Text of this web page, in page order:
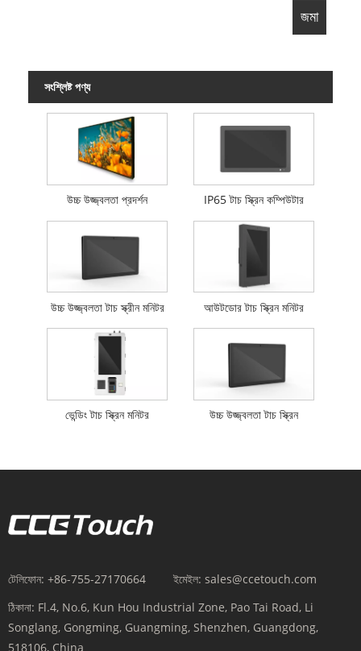
সংশ্লিষ্ট পণ্য
উচ্চ উজ্জ্বলতা প্রদর্শন IP65 টাচ স্ক্রিন কম্পিউটার
উচ্চ উজ্জ্বলতা টাচ স্ক্রীন মনিটর আউটডোর টাচ স্ক্রিন মনিটর
ভেন্ডিং টাচ স্ক্রিন মনিটর উচ্চ উজ্জ্বলতা টাচ স্ক্রিন
টেলিফোন: +86-755-27170664 ইমেইল: sales@ccetouch.com
ঠিকানা: Fl.4, No.6, Kun Hou Industrial Zone, Pao Tai Road, Li
Songlang, Gongming, Guangming, Shenzhen, Guangdong,
518106, China